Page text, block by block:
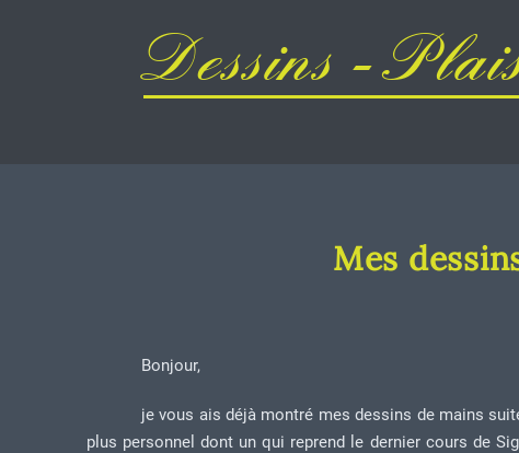
Dessins -
Mes
Bonjour,
je vous ais déjà montré mes dessins de mains
plus personnel dont un qui reprend le dernier cours de